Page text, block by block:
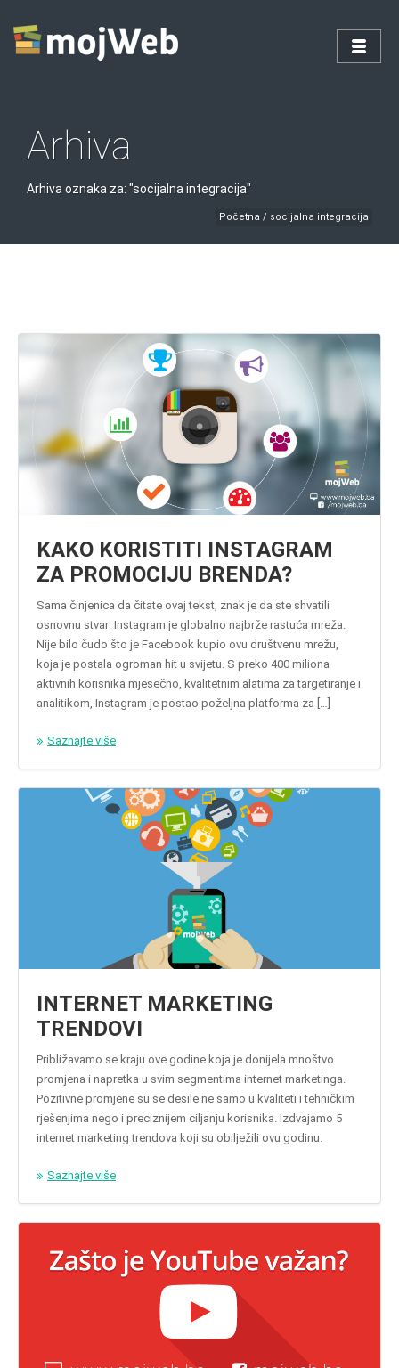
Arhiva
Arhiva oznaka za: "socijalna integracija"
Početna / socijalna integracija
KAKO KORISTITI INSTAGRAM
ZA PROMOCIJU BRENDA?
Sama činjenica da čitate ovaj tekst, znak je da ste shvatili
osnovnu stvar: Instagram je globalno najbrže rastuća mreža.
Nije bilo čudo što je Facebook kupio ovu društvenu mrežu,
koja je postala ogroman hit u svijetu. S preko 400 miliona
aktivnih korisnika mjesečno, kvalitetnim alatima za targetiranje i
analitikom, Instagram je postao poželjna platforma za […]
Saznajte više
INTERNET MARKETING
TRENDOVI
Približavamo se kraju ove godine koja je donijela mnoštvo
promjena i napretka u svim segmentima internet marketinga.
Pozitivne promjene su se desile ne samo u kvaliteti i tehničkim
rješenjima nego i preciznijem ciljanju korisnika. Izdvajamo 5
internet marketing trendova koji su obilježili ovu godinu.
Saznajte više